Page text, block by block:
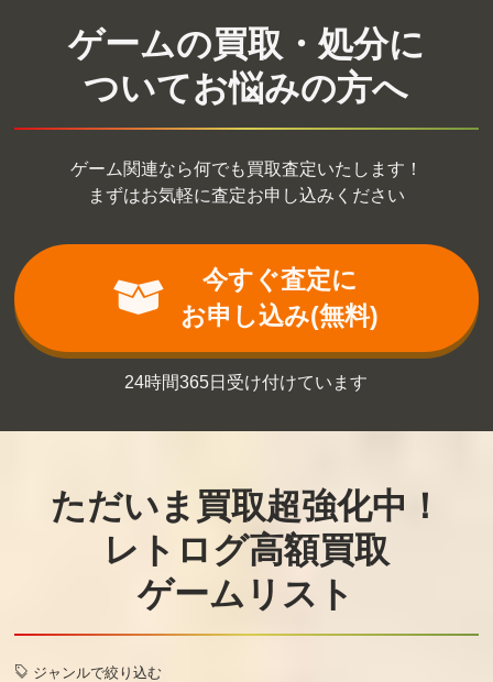
ゲームの買取・処分に
ついてお悩みの方へ
ゲーム関連なら何でも買取査定いたします！
まずはお気軽に査定お申し込みください
今すぐ査定に
お申し込み(無料)
24時間365日受け付けています
ただいま買取超強化中！
レトログ高額買取
ゲームリスト
ジャンルで絞り込む